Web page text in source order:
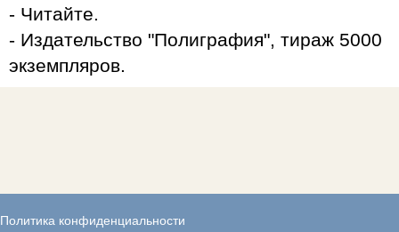
- Читайте.
- Издательство "Полиграфия", тираж 5000
экземпляров.
Политика конфиденциальности